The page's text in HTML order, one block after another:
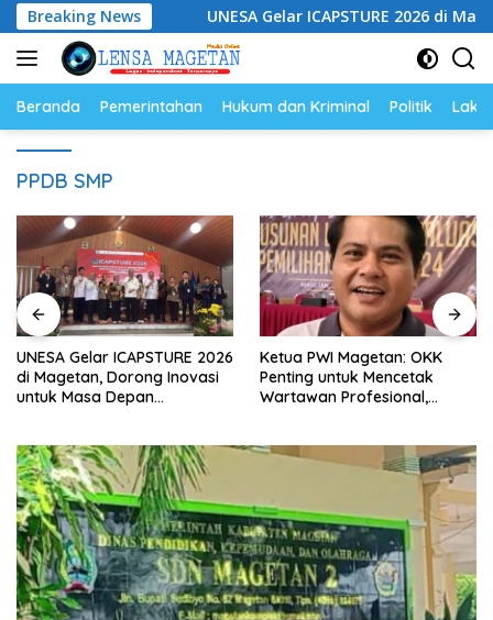
Langsung
ke
konten
Breaking News
Hukum UNESA Gelar ICAPSTURE 2026 di
Beranda Pemerintahan Hukum dan Kriminal Politik
PPDB SMP
UNESA Gelar ICAPSTURE 2026
di Magetan, Dorong Inovasi
untuk Masa Depan
Ketua PWI Magetan: OKK
Penting untuk Mencetak
Wartawan Profesional,